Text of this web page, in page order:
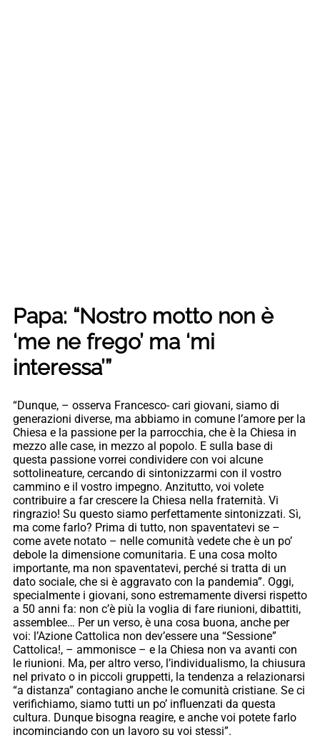
Papa: “Nostro motto non è
‘me ne frego’ ma ‘mi
interessa’”
“Dunque, – osserva Francesco- cari giovani, siamo di
generazioni diverse, ma abbiamo in comune l’amore per la
Chiesa e la passione per la parrocchia, che è la Chiesa in
mezzo alle case, in mezzo al popolo. E sulla base di
questa passione vorrei condividere con voi alcune
sottolineature, cercando di sintonizzarmi con il vostro
cammino e il vostro impegno. Anzitutto, voi volete
contribuire a far crescere la Chiesa nella fraternità. Vi
ringrazio! Su questo siamo perfettamente sintonizzati. Sì,
ma come farlo? Prima di tutto, non spaventatevi se –
come avete notato – nelle comunità vedete che è un po’
debole la dimensione comunitaria. E una cosa molto
importante, ma non spaventatevi, perché si tratta di un
dato sociale, che si è aggravato con la pandemia”. Oggi,
specialmente i giovani, sono estremamente diversi rispetto
a 50 anni fa: non c’è più la voglia di fare riunioni, dibattiti,
assemblee… Per un verso, è una cosa buona, anche per
voi: l’Azione Cattolica non dev’essere una “Sessione”
Cattolica!, – ammonisce – e la Chiesa non va avanti con
le riunioni. Ma, per altro verso, l’individualismo, la chiusura
nel privato o in piccoli gruppetti, la tendenza a relazionarsi
“a distanza” contagiano anche le comunità cristiane. Se ci
verifichiamo, siamo tutti un po’ influenzati da questa
cultura. Dunque bisogna reagire, e anche voi potete farlo
incominciando con un lavoro su voi stessi”.